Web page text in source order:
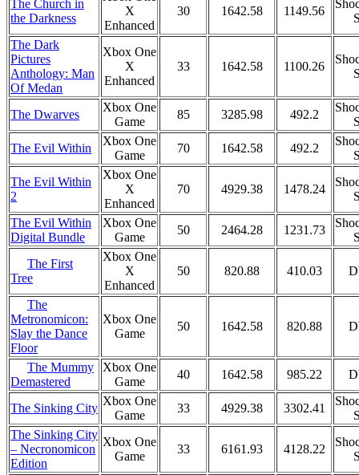
The Church in
the Darkness
X
Enhanced
30 1642.58 1149.56
The Dark
Pictures
Anthology: Man
Of Medan
Xbox One
X
Enhanced
33 1642.58 1100.26
The Dwarves
Xbox One
Game
85 3285.98 492.2
The Evil Within
Xbox One
Game
70 1642.58 492.2
The Evil Within
2
Xbox One
X
Enhanced
70 4929.38 1478.24
The Evil Within
Digital Bundle
Xbox One
Game
50 2464.28 1231.73
The First
Tree
Xbox One
X
Enhanced
50 820.88 410.03
The
Metronomicon:
Slay the Dance
Floor
Xbox One
Game
50 1642.58 820.88
The Mummy
Demastered
Xbox One
Game
40 1642.58 985.22
The Sinking City
Xbox One
Game
33 4929.38 3302.41
The Sinking City
– Necronomicon
Edition
Xbox One
Game
33 6161.93 4128.22